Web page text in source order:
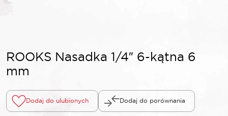
ROOKS Nasadka 1/4″ 6-kątna 6
mm
Dodaj do ulubionych Dodaj do porównania